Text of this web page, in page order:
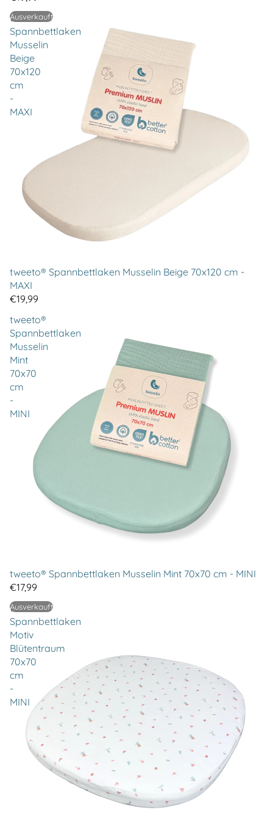
tweeto®
Spannbettlaken
Musselin
Beige
70x120
cm
-
MAXI
Ausverkauft
tweeto® Spannbettlaken Musselin Beige 70x120 cm -
MAXI
€19,99
tweeto®
Spannbettlaken
Musselin
Mint
70x70
cm
-
MINI
tweeto® Spannbettlaken Musselin Mint 70x70 cm - MINI
€17,99
tweeto®
Spannbettlaken
Motiv
Blütentraum
70x70
cm
-
MINI
Ausverkauft